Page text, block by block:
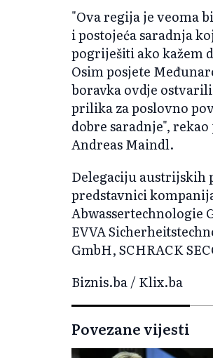
"Ova regija je veoma
i postojeća saradnja
pogriješiti ako kažem
Osim posjete
boravka ovdje
prilika za poslovno
dobre saradnje",
Andreas Maindl.
Delegaciju austrijskih
predstavnici
Abwassertechnologie
EVVA
GmbH, SCHRACK
Biznis.ba / Klix.ba
Povezane vijesti